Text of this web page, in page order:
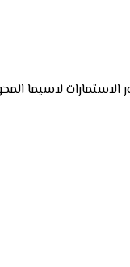
للعام الدراسي ٢٠٢٣/٢٠٢٤ وتوضيح الية احتساب